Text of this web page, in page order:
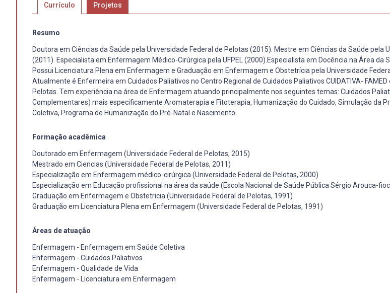
Currículo Projetos
Resumo
Doutora em Ciências da Saúde pela Universidade Federal de Pelotas (2015). Mestre em Ciências da Saúde pela
(2011). Especialista em Enfermagem Médico-Cirúrgica pela UFPEL (2000).Especialista em Docência na Área da
Possui Licenciatura Plena em Enfermagem e Graduação em Enfermagem e Obstetrícia pela Universidade
Atualmente é Enfermeira em Cuidados Paliativos no Centro Regional de Cuidados Paliativos CUIDATIVA- FAMED
Pelotas. Tem experiência na área de Enfermagem atuando principalmente nos seguintes temas: Cuidados
Complementares) mais especificamente Aromaterapia e Fitoterapia, Humanização do Cuidado, Simulação da
Coletiva, Programa de Humanização do Pré-Natal e Nascimento.
Formação acadêmica
Doutorado em Enfermagem (Universidade Federal de Pelotas, 2015)
Mestrado em Ciencias (Universidade Federal de Pelotas, 2011)
Especialização em Enfermagem médico-cirúrgica (Universidade Federal de Pelotas, 2000)
Especialização em Educação profissional na área da saúde (Escola Nacional de Saúde Pública Sérgio Arouca-
Graduação em Enfermagem e Obstetricia (Universidade Federal de Pelotas, 1991)
Graduação em Licenciatura Plena em Enfermagem (Universidade Federal de Pelotas, 1991)
Áreas de atuação
Enfermagem - Enfermagem em Saúde Coletiva
Enfermagem - Cuidados Paliativos
Enfermagem - Qualidade de Vida
Enfermagem - Licenciatura em Enfermagem